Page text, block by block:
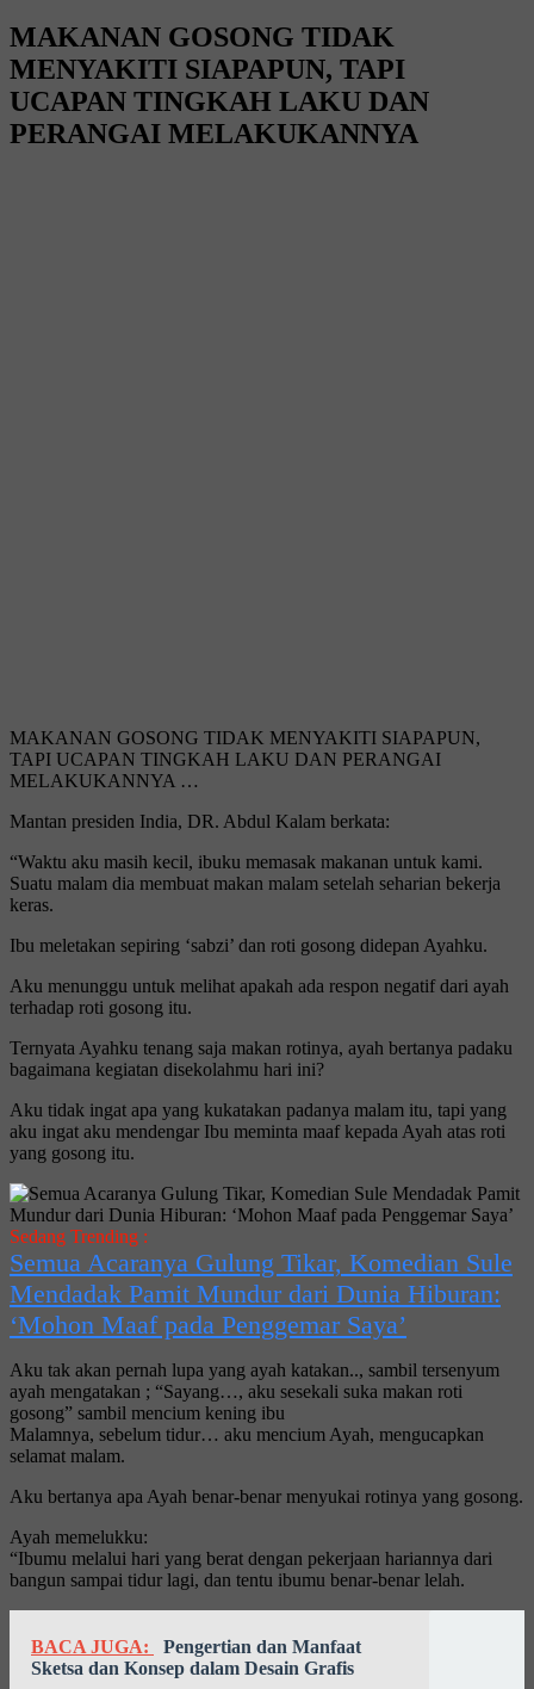
MAKANAN GOSONG TIDAK
MENYAKITI SIAPAPUN, TAPI
UCAPAN TINGKAH LAKU DAN
PERANGAI MELAKUKANNYA
MAKANAN GOSONG TIDAK MENYAKITI SIAPAPUN,
TAPI UCAPAN TINGKAH LAKU DAN PERANGAI
MELAKUKANNYA …
Mantan presiden India, DR. Abdul Kalam berkata:
“Waktu aku masih kecil, ibuku memasak makanan untuk kami.
Suatu malam dia membuat makan malam setelah seharian bekerja
keras.
Ibu meletakan sepiring ‘sabzi’ dan roti gosong didepan Ayahku.
Aku menunggu untuk melihat apakah ada respon negatif dari ayah
terhadap roti gosong itu.
Ternyata Ayahku tenang saja makan rotinya, ayah bertanya padaku
bagaimana kegiatan disekolahmu hari ini?
Aku tidak ingat apa yang kukatakan padanya malam itu, tapi yang
aku ingat aku mendengar Ibu meminta maaf kepada Ayah atas roti
yang gosong itu.
Sedang Trending :
Semua Acaranya Gulung Tikar, Komedian Sule
Mendadak Pamit Mundur dari Dunia Hiburan:
‘Mohon Maaf pada Penggemar Saya’
Aku tak akan pernah lupa yang ayah katakan.., sambil tersenyum
ayah mengatakan ; “Sayang…, aku sesekali suka makan roti
gosong” sambil mencium kening ibu
Malamnya, sebelum tidur… aku mencium Ayah, mengucapkan
selamat malam.
Aku bertanya apa Ayah benar-benar menyukai rotinya yang gosong.
Ayah memelukku:
“Ibumu melalui hari yang berat dengan pekerjaan hariannya dari
bangun sampai tidur lagi, dan tentu ibumu benar-benar lelah.
BACA JUGA:
Pengertian dan Manfaat
Sketsa dan Konsep dalam Desain Grafis